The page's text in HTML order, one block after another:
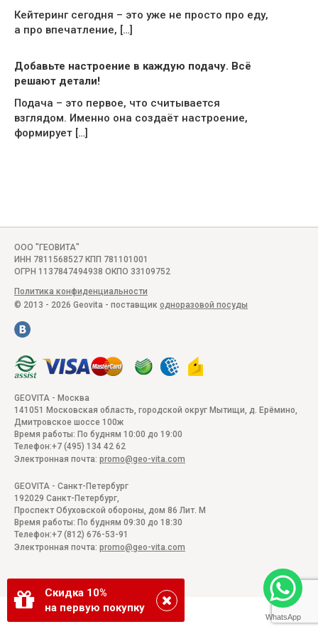
Кейтеринг сегодня – это уже не просто про еду,
а про впечатление, […]
Добавьте настроение в каждую подачу. Всё
решают детали!
Подача – это первое, что считывается
взглядом. Именно она создаёт настроение,
формирует […]
Скидка 10%
на первую покупку
ООО "ГЕОВИТА"
ИНН 7811568527 КПП 781101001
ОГРН 1137847494938 ОКПО 33109752
Политика конфиденциальности
© 2013 - 2026 Geovita - поставщик одноразовой посуды
GEOVITA - Москва
141051
Московская область, городской округ Мытищи, д. Ерёмино,
Дмитровское шоссе 100ж
Время работы: По будням 10:00 до 19:00
Телефон:+7 (495) 134 42 62
Электронная почта: promo@geo-vita.com
GEOVITA - Санкт-Петербург
192029 Санкт-Петербург,
Проспект Обуховской обороны, дом 86 Лит. М
Время работы: По будням 09:30 до 18:30
Телефон:+7 (812) 676-53-91
Электронная почта: promo@geo-vita.com
WhatsApp